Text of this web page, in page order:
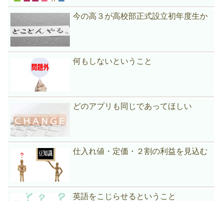
今の高３が高校部正式設立初年度生か
何もしないということ
どのアプリも同じであってほしい
仕入れ値・定価・２割の利益を見込む
英語をこじらせるということ